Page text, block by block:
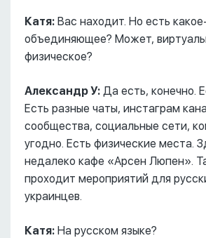
Катя: Вас находит. Но есть
объединяющее? Может,
физическое?
Александр У: Да есть, конечно.
Есть разные чаты, инстаграм
сообщества, социальные сети,
угодно. Есть физические места.
недалеко кафе «Арсен Люпен».
проходит мероприятий для
украинцев.
Катя: На русском языке?